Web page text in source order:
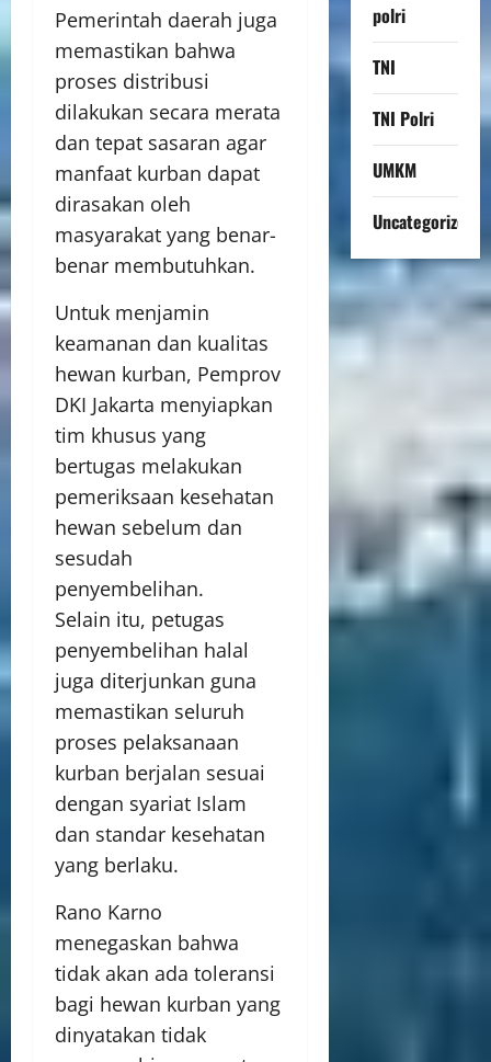
Pemerintah daerah juga
memastikan bahwa
proses distribusi
dilakukan secara merata
dan tepat sasaran agar
manfaat kurban dapat
dirasakan oleh
masyarakat yang benar-
benar membutuhkan.
Untuk menjamin
keamanan dan kualitas
hewan kurban, Pemprov
DKI Jakarta menyiapkan
tim khusus yang
bertugas melakukan
pemeriksaan kesehatan
hewan sebelum dan
sesudah
penyembelihan.
Selain itu, petugas
penyembelihan halal
juga diterjunkan guna
memastikan seluruh
proses pelaksanaan
kurban berjalan sesuai
dengan syariat Islam
dan standar kesehatan
yang berlaku.
Rano Karno
menegaskan bahwa
tidak akan ada toleransi
bagi hewan kurban yang
dinyatakan tidak
polri
TNI
TNI Polri
UMKM
Uncategorized